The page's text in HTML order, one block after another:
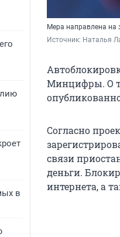
в
Мера направлена на
Источник: Наталья
Минцифры. О
Согласно
связи
деньги.
интернета, а